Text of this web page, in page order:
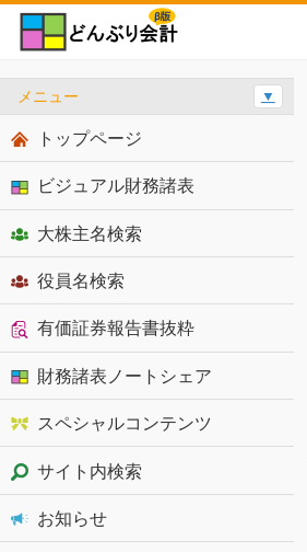
メニュー ▼
トップページ
ビジュアル財務諸表
大株主名検索
役員名検索
有価証券報告書抜粋
財務諸表ノートシェア
スペシャルコンテンツ
サイト内検索
お知らせ